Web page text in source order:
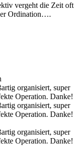
vergeht die Zeit oft
Ordination….
organisiert, super
Operation. Danke!
organisiert, super
Operation. Danke!
organisiert, super
Operation. Danke!